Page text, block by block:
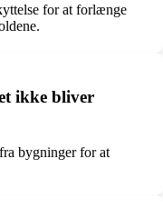
for at forlænge
ikke bliver
bygninger for at